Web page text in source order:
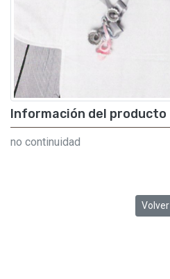
Información del producto
no continuidad
Volver